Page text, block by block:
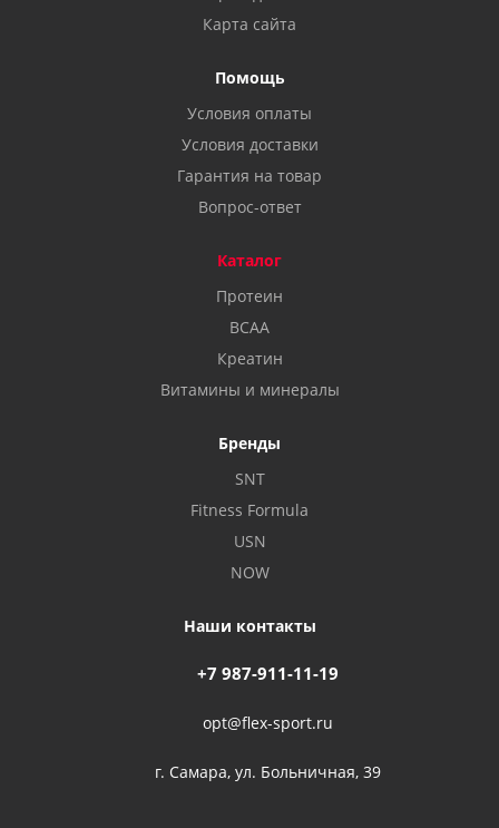
Карта сайта
Помощь
Условия оплаты
Условия доставки
Гарантия на товар
Вопрос-ответ
Каталог
Протеин
BCAA
Креатин
Витамины и минералы
Бренды
SNT
Fitness Formula
USN
NOW
Наши контакты
+7 987-911-11-19
opt@flex-sport.ru
г. Самара, ул. Больничная, 39